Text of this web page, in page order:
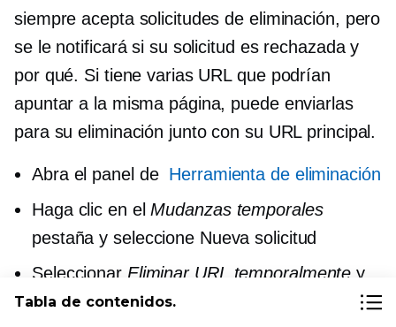
siempre acepta solicitudes de eliminación, pero
se le notificará si su solicitud es rechazada y
por qué. Si tiene varias URL que podrían
apuntar a la misma página, puede enviarlas
para su eliminación junto con su URL principal.
Abra el panel de Herramienta de eliminación
Haga clic en elMudanzas temporales
pestaña y seleccione Nueva solicitud
Seleccionar Eliminar URL temporalmente y
proporcione la URL
Tabla de contenidos.